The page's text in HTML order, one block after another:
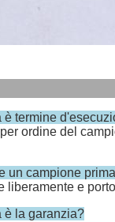
è termine
ordine del
un campione
liberamente e
è la garanzia?